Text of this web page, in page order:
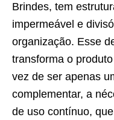
Brindes, tem
impermeável e
organização. Esse
transforma o
vez de ser apenas
complementar, a
de uso contínuo,